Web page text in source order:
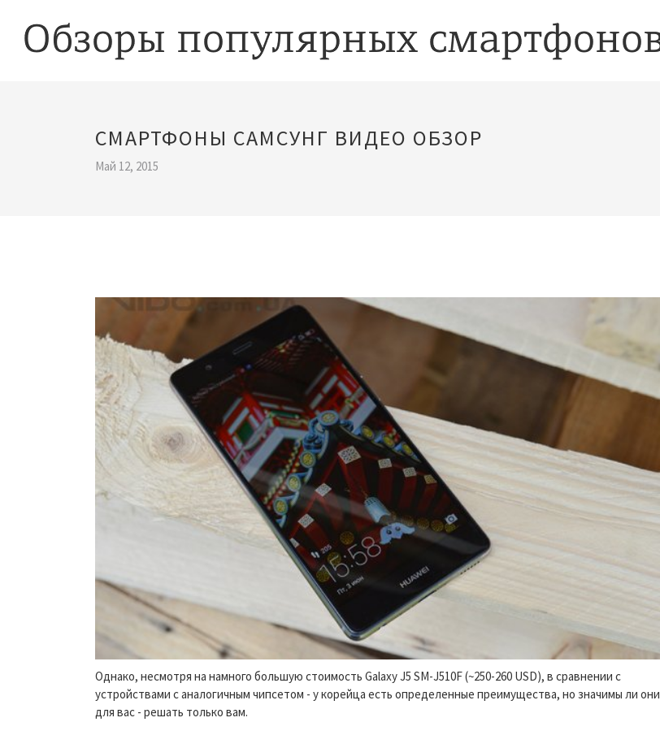
СМАРТФОНЫ САМСУНГ ВИДЕО ОБЗОР
Май 12, 2015
Однако, несмотря на намного большую стоимость Galaxy J5 SM-J510F (~250-260 USD), в сравнении с
устройствами с аналогичным чипсетом - у корейца есть определенные преимущества, но значимы ли они
для вас - решать только вам.